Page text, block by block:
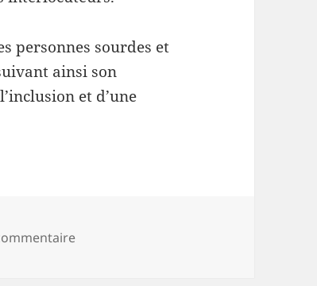
personnes sourdes et
ainsi son
et d’une
sur Suivi de salarié ESAT de Castille à